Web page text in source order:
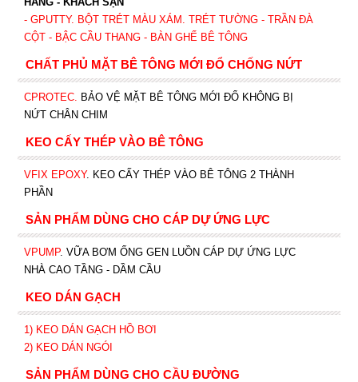
- GPUTTY. BỘT TRÉT MÀU XÁM. TRÉT TƯỜNG - TRẦN ĐÀ
CỘT - BẬC CẦU THANG - BÀN GHẾ BÊ TÔNG
CHẤT PHỦ MẶT BÊ TÔNG MỚI ĐỔ CHỐNG NỨT
CPROTEC. BẢO VỆ MẶT BÊ TÔNG MỚI ĐỔ KHÔNG BỊ
NỨT CHÂN CHIM
KEO CẤY THÉP VÀO BÊ TÔNG
VFIX EPOXY. KEO CẤY THÉP VÀO BÊ TÔNG 2 THÀNH
PHẦN
SẢN PHẨM DÙNG CHO CÁP DỰ ỨNG LỰC
VPUMP. VỮA BƠM ỐNG GEN LUỒN CÁP DỰ ỨNG LỰC
NHÀ CAO TẦNG - DẦM CẦU
KEO DÁN GẠCH
1) KEO DÁN GẠCH HỒ BƠI
2) KEO DÁN NGÓI
SẢN PHẨM DÙNG CHO CẦU ĐƯỜNG